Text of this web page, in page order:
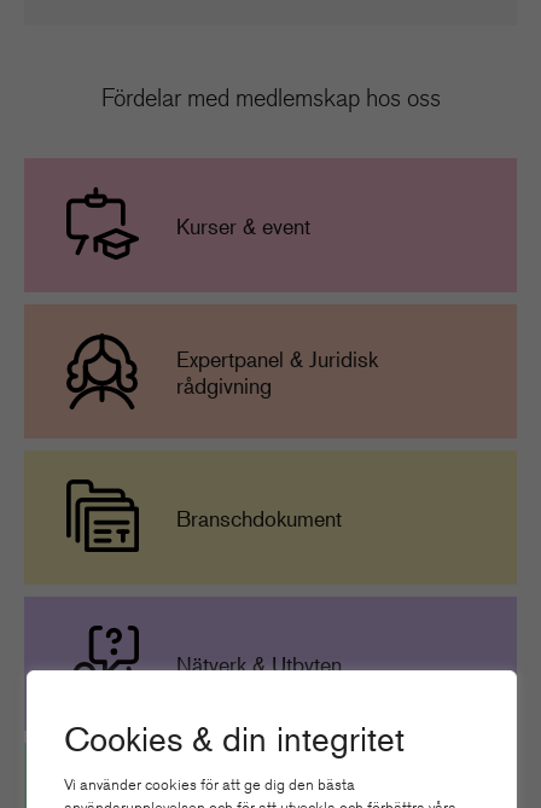
Cookies & din integritet
Vi använder cookies för att ge dig den bästa
Fördelar med medlemskap hos oss
Kurser & event
Expertpanel & Juridisk
rådgivning
Branschdokument
Nätverk & Utbyten